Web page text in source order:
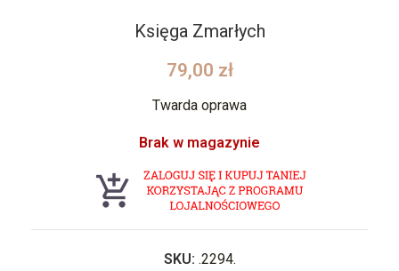
Księga Zmarłych
79,00 zł
Twarda oprawa
Brak w magazynie
SKU: .2294.